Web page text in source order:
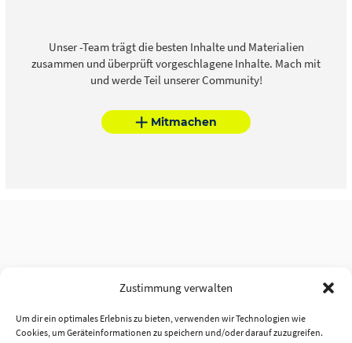
Zustimmung verwalten
Um dir ein optimales Erlebnis zu bieten, verwenden wir Technologien wie
Cookies, um Geräteinformationen zu speichern und/oder darauf zuzugreifen.
Unser -Team trägt die besten Inhalte und Materialien
zusammen und überprüft vorgeschlagene Inhalte. Mach mit
und werde Teil unserer Community!
Mitmachen